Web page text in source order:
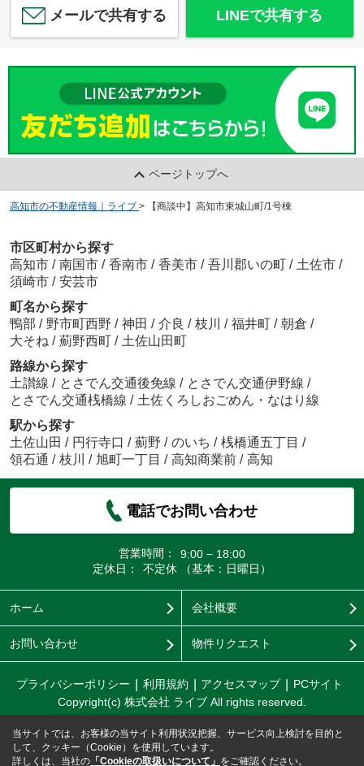
メールで共有する LINEで共有する
ページトップへ
高知市の不動産情報｜ライブ > 【商談中】高知市東城山町/1号棟
市区町村から探す
高知市 / 南国市 / 香南市 / 香美市 / 吾川郡いの町 / 土佐市 /
須崎市 / 安芸市
町名から探す
鴨部 / 野市町西野 / 神田 / 介良 / 枝川 / 福井町 / 朝倉 /
大そね / 薊野西町 / 土佐山田町
路線から探す
土讃線 / とさでん交通後免線 / とさでん交通伊野線 /
とさでん交通桟橋線 / 土佐くろしおごめん・なはり線
駅から探す
土佐山田 / 円行寺口 / 薊野 / のいち / 桟橋通五丁目 /
領石通 / 枝川 / 旭町一丁目 / 高知商業前 / 高知
電話でお問い合わせ
営業時間：
9:00 − 18:00
定休日：
不定休 （基本：日曜日）
ホーム 会社概要
お問い合わせ 物件リクエスト
プライバシーポリシー 利用規約 アクセスマップ
PCサイト
Copyright(c) 株式会社 ライブ All rights reserved.
当サイトでは、お客様の当サイト利用状況把握、サービス向上検討を目的と
して、クッキー（Cookie）を使用しています。
詳しくは、当社の 「Cookieの取扱いについて」 をご確認ください。